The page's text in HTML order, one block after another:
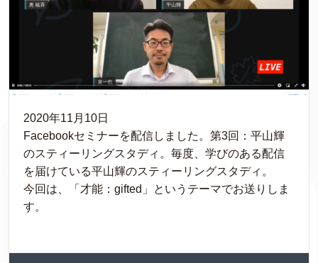
2020年11月10日
Facebookセミナーを配信しました。第3回：平山輝
のスティーリングスタディ。毎度、学びのある配信
を届けている平山輝のスティーリングスタディ。
今回は、「才能：gifted」というテーマでお送りしま
す。